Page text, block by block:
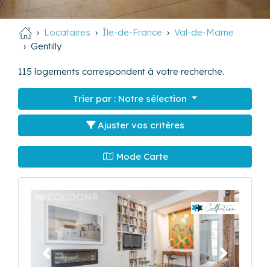
Locataires Île-de-France
Val-de-Marne
Gentilly
115 logements correspondent à votre recherche.
Trier par : Notre sélection
Ajuster vos critères
Mode Carte
Précédent Suivant